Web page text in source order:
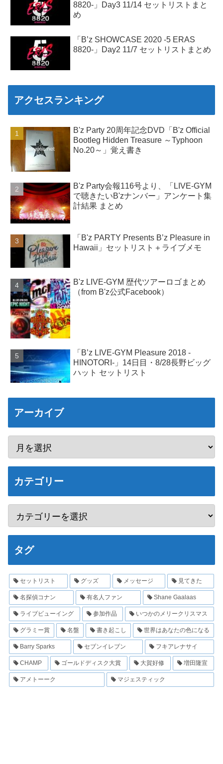
8820-」Day3 11/14 セットリストまと
め
「B’z SHOWCASE 2020 -5 ERAS
8820-」Day2 11/7 セットリストまとめ
アクセスランキング
B'z Party 20周年記念DVD「B'z Official
Bootleg Hidden Treasure ～Typhoon
No.20～」覚え書き
B'z Party会報116号より、「LIVE-GYM
で聴きたいB'zナンバー」アンケート集
計結果 まとめ
「B'z PARTY Presents B’z Pleasure in
Hawaii」セットリスト＋ライブメモ
B'z LIVE-GYM 歴代ツアーロゴまとめ
（from B'z公式Facebook）
「B’z LIVE-GYM Pleasure 2018 -
HINOTORI-」14日目・8/28長野ビッグ
ハット セットリスト
アーカイブ
カテゴリー
タグ
セットリスト グッズ メッセージ 見てきた
名探偵コナン 有名人ファン Shane Gaalaas
ライブビューイング 参加作品 いつかのメリークリスマス
グラミー賞 名盤 書き起こし 世界はあなたの色になる
Barry Sparks セブンイレブン フキアレナサイ
CHAMP ゴールドディスク大賞 大賀好修 増田隆宣
アメトーーク マジェスティック